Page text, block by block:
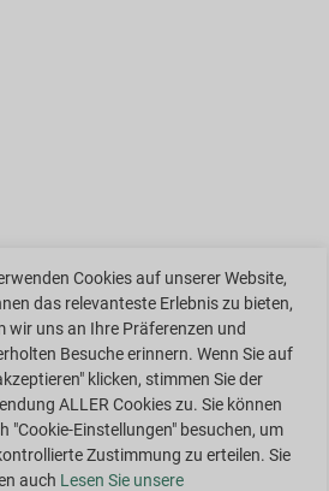
Cookies auf unserer Website,
das relevanteste Erlebnis zu bieten,
wir uns an Ihre Präferenzen und
Besuche erinnern. Wenn Sie auf
klicken, stimmen Sie der
ALLER Cookies zu. Sie können
"Cookie-Einstellungen" besuchen, um
Zustimmung zu erteilen. Sie
auch Lesen Sie unsere